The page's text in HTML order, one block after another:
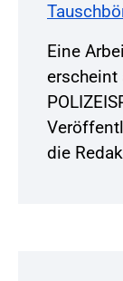
Eine
erscheint
die